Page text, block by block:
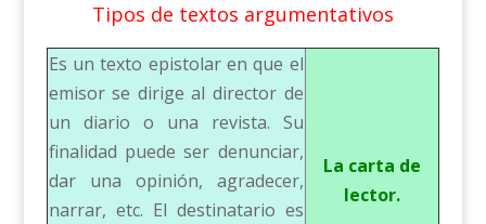
Tipos de textos argumentativos
Es un texto epistolar en que el
emisor se dirige al director de
un diario o una revista. Su
finalidad puede ser denunciar,
dar una opinión, agradecer,
narrar, etc. El destinatario es
La carta de
lector.